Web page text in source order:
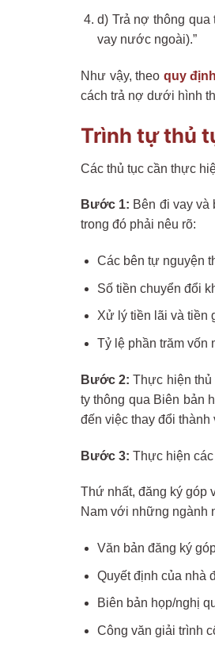
d) Trả nợ thông
vay nước ngoài).”
Như vậy, theo quy
cách trả nợ dưới hình
Trình tự thủ
Các thủ tục cần thực
Bước 1: Bên đi vay và
trong đó phải nêu rõ:
Các bên tự nguyện
Số tiền chuyển đổi
Xử lý tiền lãi và tiền
Tỷ lệ phần trăm vốn
Bước 2: Thực hiện thủ
ty thông qua Biên bản
đến việc thay đổi thành
Bước 3: Thực hiện
Thứ nhất, đăng ký góp
Nam với những ngành
Văn bản đăng ký
Quyết định của nhà
Biên bản họp/nghị
Công văn giải trình